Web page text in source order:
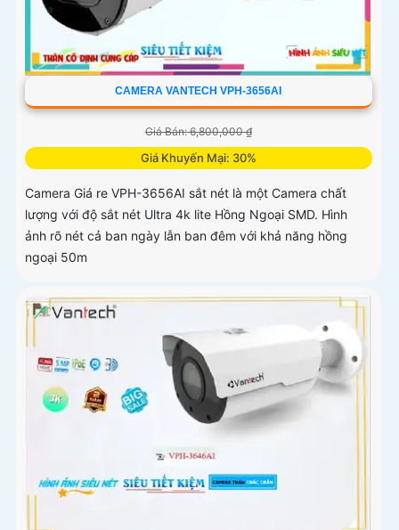
CAMERA VANTECH VPH-3656AI
Giá Bán: 6,800,000 ₫
Giá Khuyến Mại: 30%
Camera Giá re VPH-3656AI sắt nét là một Camera chất
lượng với độ sắt nét Ultra 4k lite Hồng Ngoại SMD. Hình
ảnh rõ nét cả ban ngày lẫn ban đêm với khả năng hồng
ngoại 50m